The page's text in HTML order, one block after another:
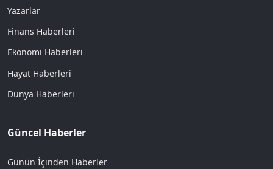
Yazarlar
Finans Haberleri
Ekonomi Haberleri
Hayat Haberleri
Dünya Haberleri
Güncel Haberler
Günün İçinden Haberler